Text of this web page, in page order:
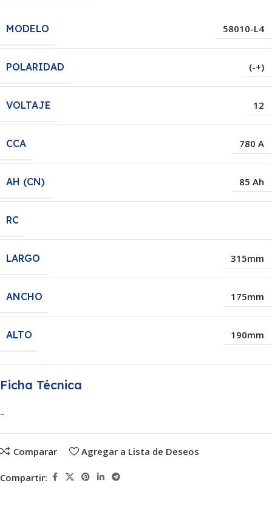
MODELO 58010-L4
POLARIDAD (-+)
VOLTAJE 12
CCA 780 A
AH (CN) 85 Ah
RC
LARGO 315mm
ANCHO 175mm
ALTO 190mm
Ficha Técnica
–
Comparar Agregar a Lista de Deseos
Compartir: